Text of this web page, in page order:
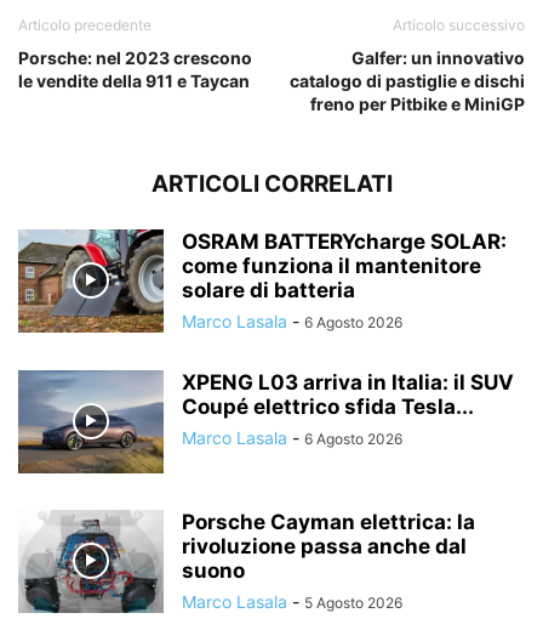
Articolo precedente
Porsche: nel 2023 crescono
le vendite della 911 e Taycan
Articolo successivo
Galfer: un innovativo
catalogo di pastiglie e dischi
freno per Pitbike e MiniGP
ARTICOLI CORRELATI
OSRAM BATTERYcharge SOLAR:
come funziona il mantenitore
solare di batteria
Marco Lasala - 6 Agosto 2026
XPENG L03 arriva in Italia: il SUV
Coupé elettrico sfida Tesla...
Marco Lasala - 6 Agosto 2026
Porsche Cayman elettrica: la
rivoluzione passa anche dal
suono
Marco Lasala - 5 Agosto 2026